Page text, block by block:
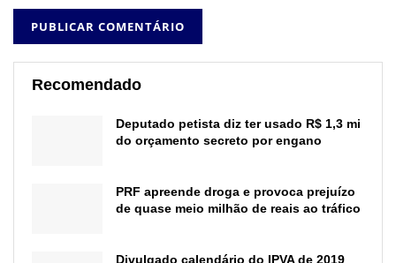
Recomendado
Deputado petista diz ter usado R$ 1,3 mi
do orçamento secreto por engano
PRF apreende droga e provoca prejuízo
de quase meio milhão de reais ao tráfico
Divulgado calendário do IPVA de 2019